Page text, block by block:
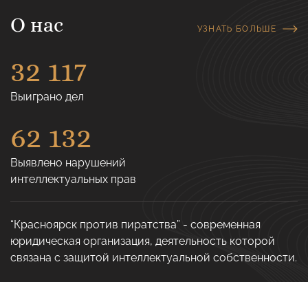
О нас УЗНАТЬ БОЛЬШЕ
32 117
Выиграно дел
62 132
Выявлено нарушений
интеллектуальных прав
“Красноярск против пиратства” - современная
юридическая организация, деятельность которой
связана с защитой интеллектуальной собственности.